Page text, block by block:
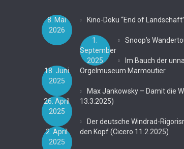
Kino-Doku “End of
8. Mai
2026
Snoop’s
1.
September
2025
Im Bauch der
Orgelmuseum Marmoutier
18. Juni
2025
Max Jankowsky – Damit die
13.3.2025)
26. April
2025
Der deutsche Windrad-
den Kopf (Cicero 11.2.2025)
2. April
2025